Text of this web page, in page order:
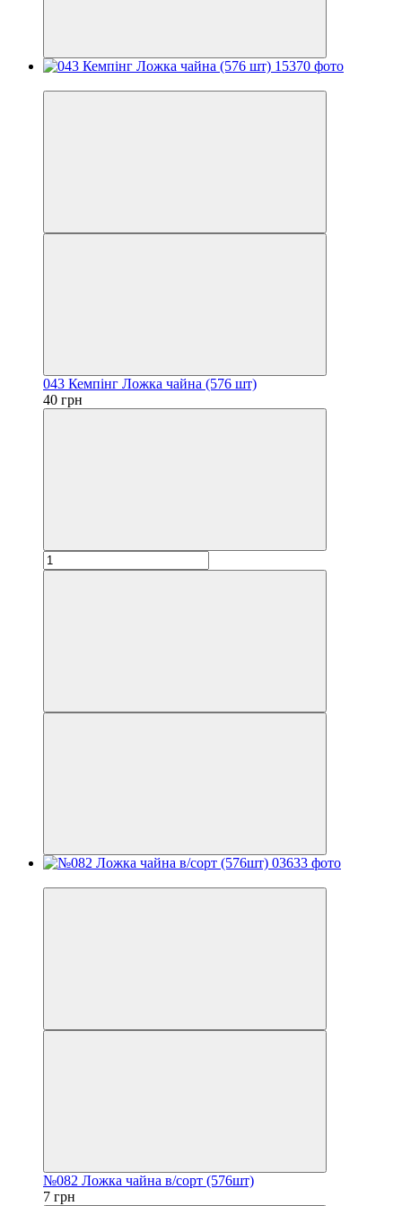
043 Кемпiнг Ложка чайна (576 шт)
40 грн
№082 Ложка чайна в/сорт (576шт)
7 грн